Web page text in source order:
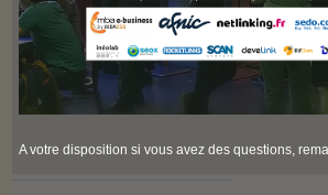
A votre disposition si vous avez des questions,